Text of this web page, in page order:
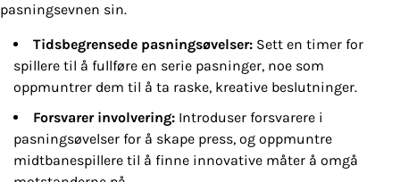
pasningsevnen sin.
Tidsbegrensede pasningsøvelser: Sett en timer for
spillere til å fullføre en serie pasninger, noe som
oppmuntrer dem til å ta raske, kreative beslutninger.
Forsvarer involvering: Introduser forsvarere i
pasningsøvelser for å skape press, og oppmuntre
midtbanespillere til å finne innovative måter å omgå